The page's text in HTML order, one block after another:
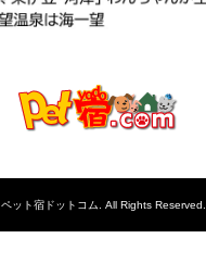
ペット宿ドットコム. All Rights Reserved.